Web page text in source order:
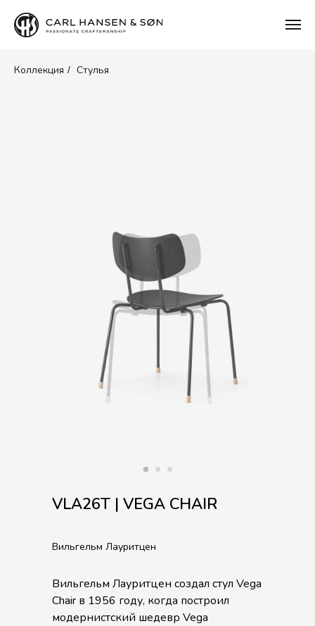
Коллекция / Стулья
VLA26T | VEGA CHAIR
Вильгельм Лауритцен
Вильгельм Лауритцен создал стул Vega
Chair в 1956 году, когда построил
модернистский шедевр Vega